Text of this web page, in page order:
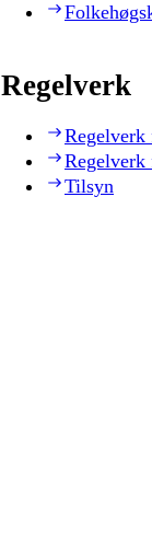
Regelverk
Regelverk
Tilsyn